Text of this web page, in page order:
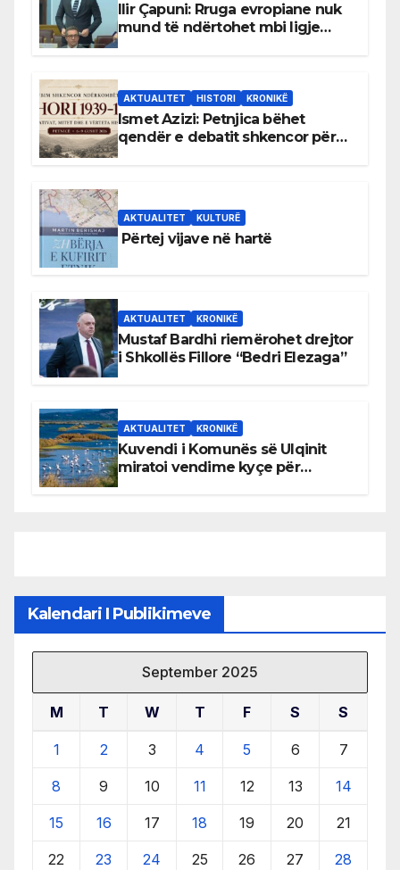
Ilir Çapuni: Rruga evropiane nuk
mund të ndërtohet mbi ligje
AKTUALITET HISTORI KRONIKË
Ismet Azizi: Petnjica bëhet
qendër e debatit shkencor për
AKTUALITET KULTURË
Përtej vijave në hartë
AKTUALITET KRONIKË
Mustaf Bardhi riemërohet drejtor
i Shkollës Fillore “Bedri Elezaga”
AKTUALITET KRONIKË
Kuvendi i Komunës së Ulqinit
miratoi vendime kyçe për
Kalendari I Publikimeve
September 2025
M T W T F S S
1 2 3 4 5 6 7
8 9 10 11 12 13 14
15 16 17 18 19 20 21
22 23 24 25 26 27 28